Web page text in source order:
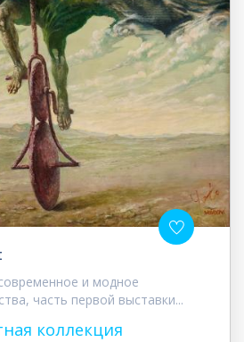
и модное
часть первой выставки...
коллекция